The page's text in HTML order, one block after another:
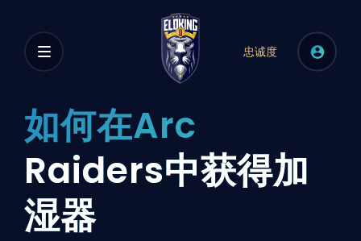
忠诚度
如何在Arc
Raiders中获得加
湿器